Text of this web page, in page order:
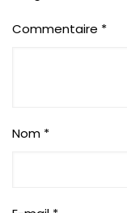
Commentaire *
Nom *